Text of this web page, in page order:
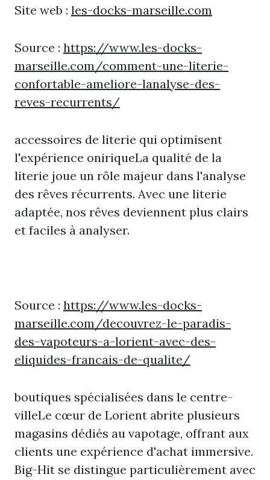
Site web : les-docks-marseille.com
Source : https://www.les-docks-
marseille.com/comment-une-literie-
confortable-ameliore-lanalyse-des-
reves-recurrents/
accessoires de literie qui optimisent
l'expérience oniriqueLa qualité de la
literie joue un rôle majeur dans l'analyse
des rêves récurrents. Avec une literie
adaptée, nos rêves deviennent plus clairs
et faciles à analyser.
Source : https://www.les-docks-
marseille.com/decouvrez-le-paradis-
des-vapoteurs-a-lorient-avec-des-
eliquides-francais-de-qualite/
boutiques spécialisées dans le centre-
villeLe cœur de Lorient abrite plusieurs
magasins dédiés au vapotage, offrant aux
clients une expérience d'achat immersive.
Big-Hit se distingue particulièrement avec